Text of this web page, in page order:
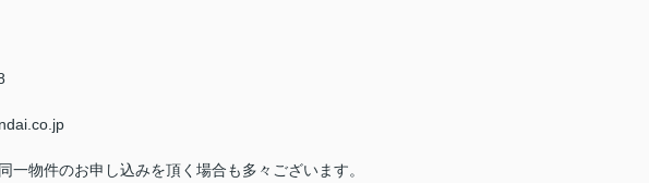
物件のお申し込みを頂く場合も多々ございます。